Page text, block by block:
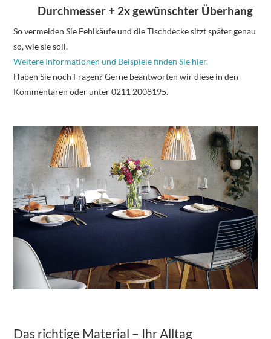
Durchmesser + 2x gewünschter Überhang
So vermeiden Sie Fehlkäufe und die Tischdecke sitzt später genau
so, wie sie soll.
Weitere Informationen und Beispiele finden Sie hier.
Haben Sie noch Fragen? Gerne beantworten wir diese in den
Kommentaren oder unter 0211 2008195.
Das richtige Material – Ihr Alltag